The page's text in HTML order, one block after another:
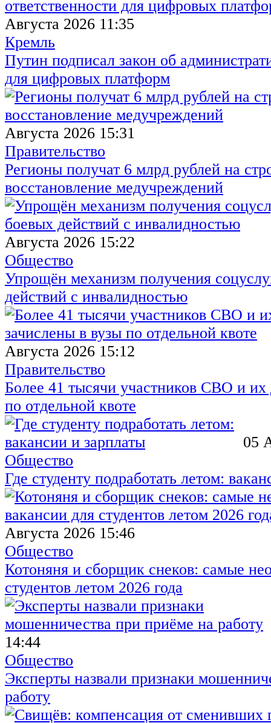
Августа 2026 11:35
Кремль
Путин подписал закон об
для цифровых платформ
Августа 2026 15:31
Правительство
Регионы получат 6 млрд рублей на
восстановление медучреждений
Августа 2026 15:22
Общество
Упрощён механизм получения
действий с инвалидностью
Августа 2026 15:12
Правительство
Более 41 тысячи участников СВО и их
по отдельной квоте
05
Общество
Где студенту подработать летом:
Августа 2026 15:46
Общество
Котоняня и сборщик снеков: самые
студентов летом 2026 года
14:44
Общество
Эксперты назвали признаки
работу